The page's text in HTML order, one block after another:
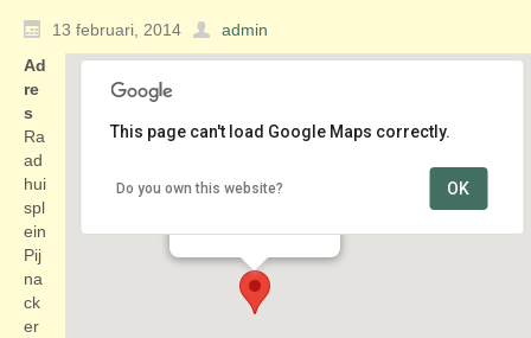
13 februari, 2014 admin
Centrum
This page can't load Google Maps correctly.
Do you own this website? OK
Ad
re
s
Ra
ad
hui
spl
ein
Pij
na
ck
er